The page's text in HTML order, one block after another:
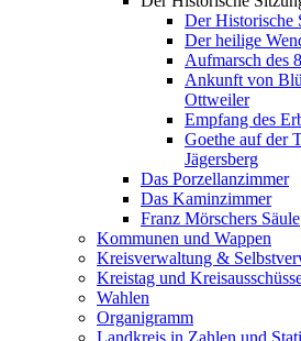
Der Historische
Der heilige
Aufmarsch des
Ankunft von
Ottweiler
Empfang des
Goethe auf der
Jägersberg
Das Porzellanzimmer
Das Kaminzimmer
Franz Mörschers Säule
Kommunen und Wappen
Kreisverwaltung &
Kreistag und
Wahlen
Organigramm
Landkreis in Zahlen und